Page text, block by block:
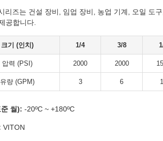
리즈는 건설 장비, 임업 장비, 농업 기계, 오일 도
공합니다.
기 (인치) 1/4 3/8
압력 (PSI) 2000 2000
량 (GPM) 3 6
씰): -20ºC ~ +180ºC
VITON